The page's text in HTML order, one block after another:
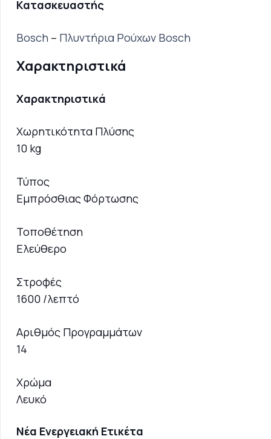
Κατασκευαστής
Bosch – Πλυντήρια Ρούχων Bosch
Χαρακτηριστικά
Χαρακτηριστικά
Χωρητικότητα Πλύσης
10 kg
Τύπος
Εμπρόσθιας Φόρτωσης
Τοποθέτηση
Ελεύθερο
Στροφές
1600 /λεπτό
Αριθμός Προγραμμάτων
14
Χρώμα
Λευκό
Νέα Ενεργειακή Ετικέτα